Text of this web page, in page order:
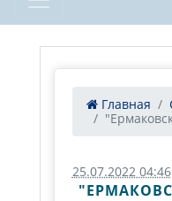
Главная
25.07.2022 04:46